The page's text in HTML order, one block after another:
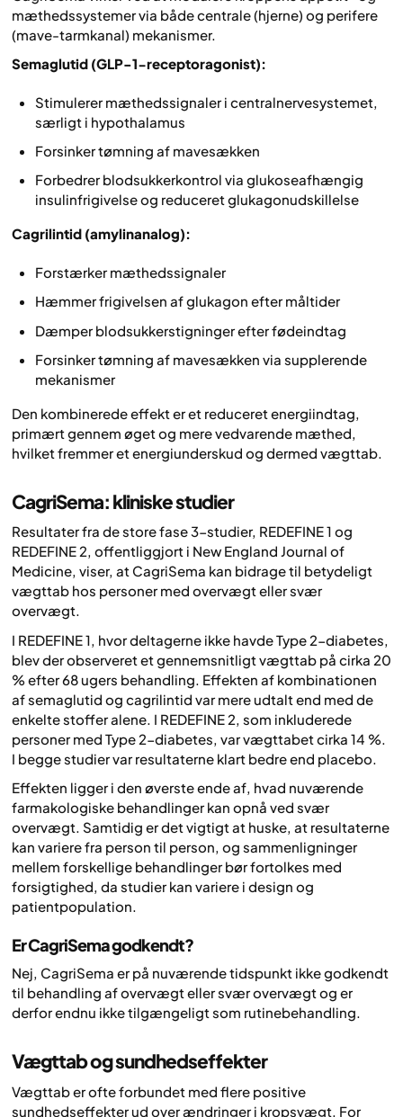
mæthedssystemer via både centrale (hjerne) og perifere
(mave-tarmkanal) mekanismer.
Semaglutid (GLP-1-receptoragonist):
Stimulerer mæthedssignaler i centralnervesystemet,
særligt i hypothalamus
Forsinker tømning af mavesækken
Forbedrer blodsukkerkontrol via glukoseafhængig
insulinfrigivelse og reduceret glukagonudskillelse
Cagrilintid (amylinanalog):
Forstærker mæthedssignaler
Hæmmer frigivelsen af glukagon efter måltider
Dæmper blodsukkerstigninger efter fødeindtag
Forsinker tømning af mavesækken via supplerende
mekanismer
Den kombinerede effekt er et reduceret energiindtag,
primært gennem øget og mere vedvarende mæthed,
hvilket fremmer et energiunderskud og dermed vægttab.
CagriSema: kliniske studier
Resultater fra de store fase 3-studier, REDEFINE 1 og
REDEFINE 2, offentliggjort i New England Journal of
Medicine, viser, at CagriSema kan bidrage til betydeligt
vægttab hos personer med overvægt eller svær
overvægt.
I REDEFINE 1, hvor deltagerne ikke havde Type 2-diabetes,
blev der observeret et gennemsnitligt vægttab på cirka 20
% efter 68 ugers behandling. Effekten af kombinationen
af semaglutid og cagrilintid var mere udtalt end med de
enkelte stoffer alene. I REDEFINE 2, som inkluderede
personer med Type 2-diabetes, var vægttabet cirka 14 %.
I begge studier var resultaterne klart bedre end placebo.
Effekten ligger i den øverste ende af, hvad nuværende
farmakologiske behandlinger kan opnå ved svær
overvægt. Samtidig er det vigtigt at huske, at resultaterne
kan variere fra person til person, og sammenligninger
mellem forskellige behandlinger bør fortolkes med
forsigtighed, da studier kan variere i design og
patientpopulation.
Er CagriSema godkendt?
Nej, CagriSema er på nuværende tidspunkt ikke godkendt
til behandling af overvægt eller svær overvægt og er
derfor endnu ikke tilgængeligt som rutinebehandling.
Vægttab og sundhedseffekter
Vægttab er ofte forbundet med flere positive
sundhedseffekter ud over ændringer i kropsvægt. For